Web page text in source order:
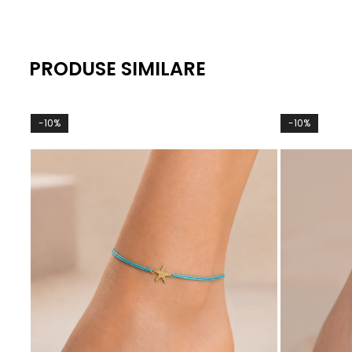
PRODUSE SIMILARE
-10% -10%